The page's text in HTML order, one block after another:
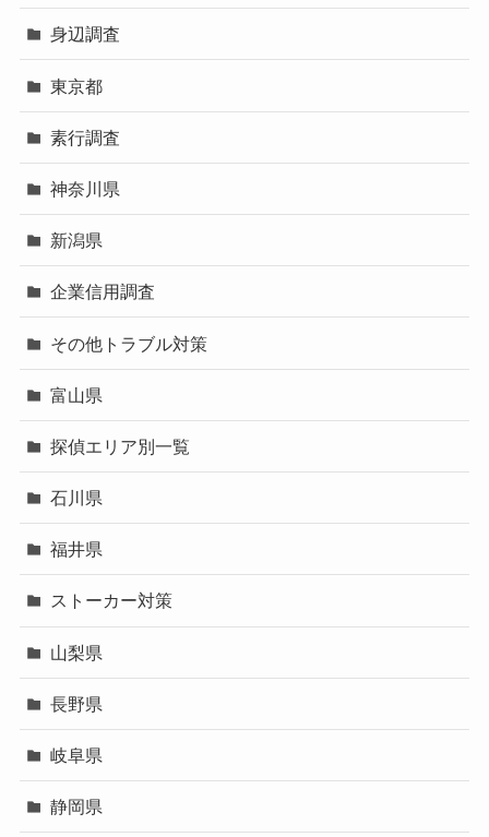
身辺調査
東京都
素行調査
神奈川県
新潟県
企業信用調査
その他トラブル対策
富山県
探偵エリア別一覧
石川県
福井県
ストーカー対策
山梨県
長野県
岐阜県
静岡県